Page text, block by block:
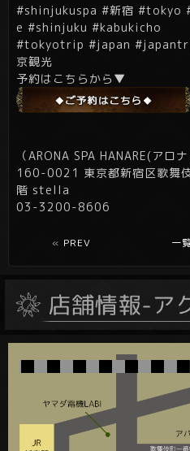
#shinjukuspa #新宿 #tokyo
e #shinjuku #kabukicho
#tokyotrip #japan
京観光
予約はこちらから▼
（ARONA SPA HANARE(アロ
160-0021 東京都新宿区歌舞
階 stella
03-3200-8606
« PREV 一覧